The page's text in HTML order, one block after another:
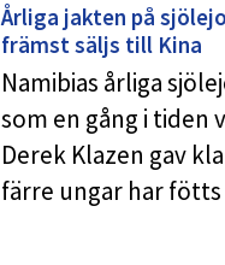
Årliga jakten på
främst säljs till Kina
Namibias årliga
som en gång i tiden
Derek Klazen gav
färre ungar har